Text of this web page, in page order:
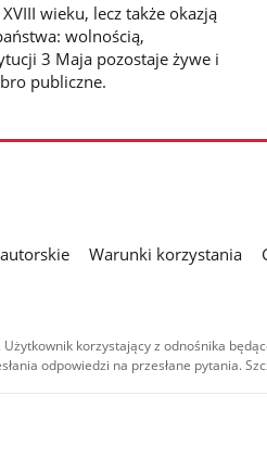
wieku, lecz także okazją
wolnością,
3 Maja pozostaje żywe i
publiczne.
Warunki korzystania
korzystający z odnośnika
odpowiedzi na przesłane pytania.
są
tych samych